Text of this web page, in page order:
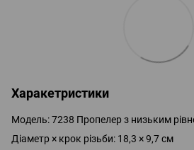
Харакетристики
Модель: 7238 Пропелер з низьким
Діаметр × крок різьби: 18,3 × 9,7 см